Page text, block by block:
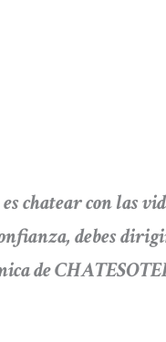
chatear con las
debes
de